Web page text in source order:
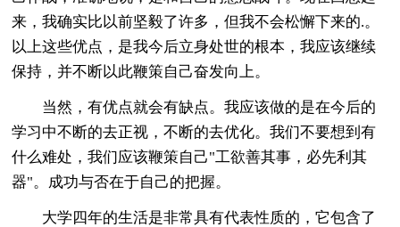
来，我确实比以前坚毅了许多，但我不会松懈下来的.。
以上这些优点，是我今后立身处世的根本，我应该继续
保持，并不断以此鞭策自己奋发向上。
当然，有优点就会有缺点。我应该做的是在今后的
学习中不断的去正视，不断的去优化。我们不要想到有
什么难处，我们应该鞭策自己"工欲善其事，必先利其
器"。成功与否在于自己的把握。
大学四年的生活是非常具有代表性质的，它包含了